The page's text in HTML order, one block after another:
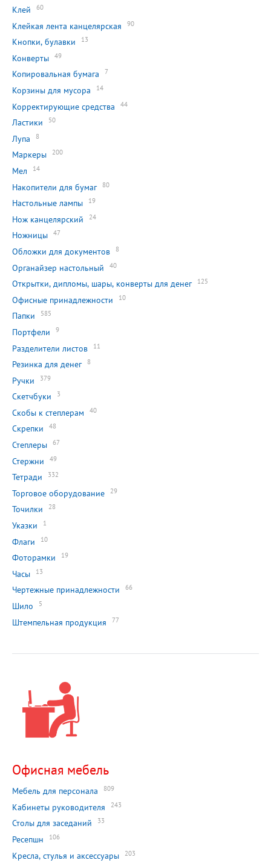
Клей 60
Клейкая лента канцелярская 90
Кнопки, булавки 13
Конверты 49
Копировальная бумага 7
Корзины для мусора 14
Корректирующие средства 44
Ластики 50
Лупа 8
Маркеры 200
Мел 14
Накопители для бумаг 80
Настольные лампы 19
Нож канцелярский 24
Ножницы 47
Обложки для документов 8
Органайзер настольный 40
Открытки, дипломы, шары, конверты для денег 125
Офисные принадлежности 10
Папки 585
Портфели 9
Разделители листов 11
Резинка для денег 8
Ручки 379
Скетчбуки 3
Скобы к степлерам 40
Скрепки 48
Степлеры 67
Стержни 49
Тетради 332
Торговое оборудование 29
Точилки 28
Указки 1
Флаги 10
Фоторамки 19
Часы 13
Чертежные принадлежности 66
Шило 5
Штемпельная продукция 77
Офисная мебель
Мебель для персонала 809
Кабинеты руководителя 243
Столы для заседаний 33
Ресепшн 106
Кресла, стулья и аксессуары 203